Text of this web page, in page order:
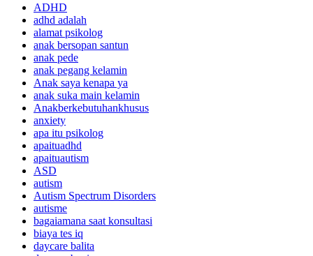
ADHD
adhd adalah
alamat psikolog
anak bersopan santun
anak pede
anak pegang kelamin
Anak saya kenapa ya
anak suka main kelamin
Anakberkebutuhankhusus
anxiety
apa itu psikolog
apaituadhd
apaituautism
ASD
autism
Autism Spectrum Disorders
autisme
bagaiamana saat konsultasi
biaya tes iq
daycare balita